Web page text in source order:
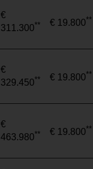
€
311.300** € 19.800**
€
329.450** € 19.800**
€
463.980** € 19.800**